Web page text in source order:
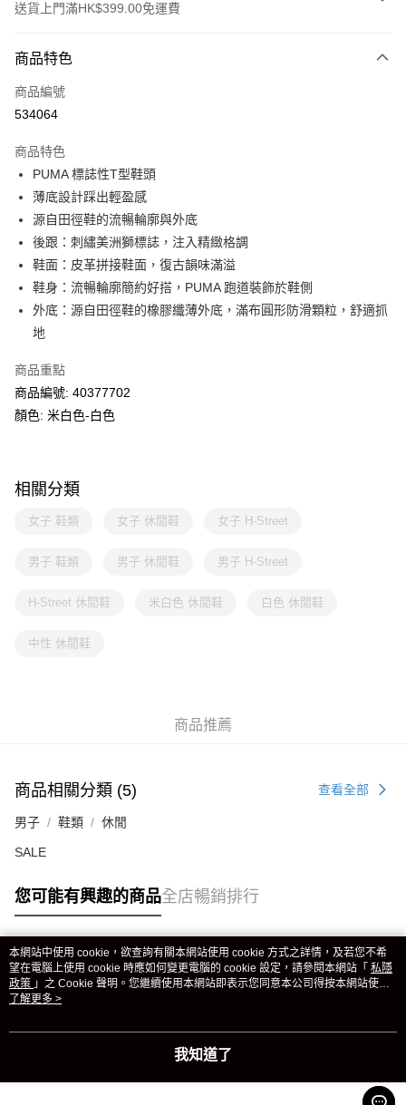
送貨上門滿HK$399.00免運費
信用卡
線上付款
Alipay, PayMe, WeChat Pay, UnionPay, FPS
送貨方式
單筆訂單淨值滿$399可享免運費優惠
每筆HK$30.00，滿HK$399.00或以上免運費
滿$599可享澳門免運費優惠
商品特色
商品編號
534064
商品特色
PUMA 標誌性T型鞋頭
薄底設計踩出輕盈感
源自田徑鞋的流暢輪廓與外底
後跟：刺繡美洲獅標誌，注入精緻格調
鞋面：皮革拼接鞋面，復古韻味滿溢
鞋身：流暢輪廓簡約好搭，PUMA 跑道裝飾於鞋側
外底：源自田徑鞋的橡膠纖薄外底，滿布圓形防滑顆粒，舒適抓
地
商品重點
商品編號: 40377702
顏色: 米白色-白色
相關分類
女子 鞋類 女子 休閒鞋 女子 H-Street
男子 鞋類 男子 休閒鞋 男子 H-Street
H-Street 休閒鞋 米白色 休閒鞋 白色 休閒鞋
中性 休閒鞋
商品推薦
商品相關分類 (5) 查看全部
男子 鞋類 休閒
SALE
您可能有興趣的商品全店暢銷排行
熱門標籤
熱銷排行
本網站中使用 cookie，欲查詢有關本網站使用 cookie 方式之詳情，及若您不希
望在電腦上使用 cookie 時應如何變更電腦的 cookie 設定，請參閱本網站「 私隱
政策 」之 Cookie 聲明。您繼續使用本網站即表示您同意本公司得按本網站使用
條款之 Cookie 聲明使用 cookie。
了解更多 >
我知道了